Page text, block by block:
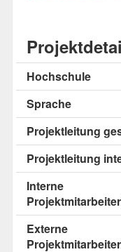
Hochschule
Sprache
Projektleitung
Projektleitung
Interne
Externe